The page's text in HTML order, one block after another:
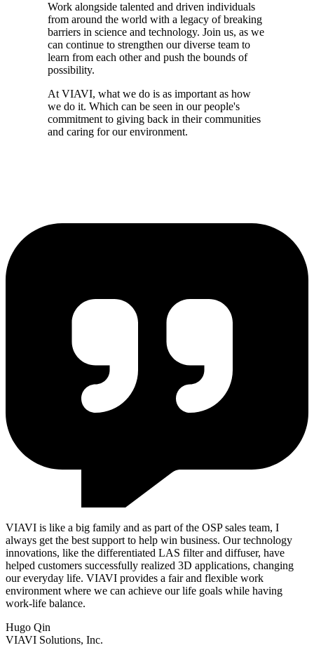
Work alongside talented and driven individuals
from around the world with a legacy of breaking
barriers in science and technology. Join us, as we
can continue to strengthen our diverse team to
learn from each other and push the bounds of
possibility.
At VIAVI, what we do is as important as how
we do it. Which can be seen in our people's
commitment to giving back in their communities
and caring for our environment.
VIAVI is like a big family and as part of the OSP sales team, I
always get the best support to help win business. Our technology
innovations, like the differentiated LAS filter and diffuser, have
helped customers successfully realized 3D applications, changing
our everyday life. VIAVI provides a fair and flexible work
environment where we can achieve our life goals while having
work-life balance.
Hugo Qin
VIAVI Solutions, Inc.